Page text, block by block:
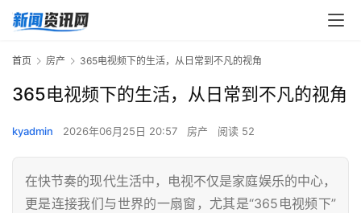
首页 房产 365电视频下的生活，从日常到不凡的视角
365电视频下的生活，从日常到不凡的视角
kyadmin 2026年06月25日 20:57 房产 阅读 52
在快节奏的现代生活中，电视不仅是家庭娱乐的中心，
更是连接我们与世界的一扇窗，尤其是“365电视频下”